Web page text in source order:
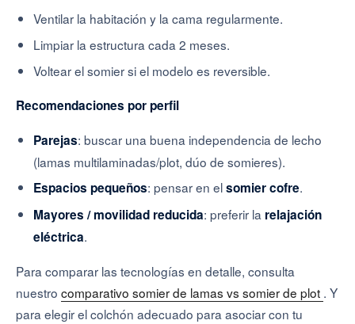
Ventilar la habitación y la cama regularmente.
Limpiar la estructura cada 2 meses.
Voltear el somier si el modelo es reversible.
Recomendaciones por perfil
Parejas: buscar una buena independencia de lecho
(lamas multilaminadas/plot, dúo de somieres).
Espacios pequeños: pensar en elsomier cofre.
Mayores / movilidad reducida: preferir la relajación
eléctrica.
Para comparar las tecnologías en detalle, consulta
nuestro comparativo somier de lamas vs somier de plot . Y
para elegir el colchón adecuado para asociar con tu